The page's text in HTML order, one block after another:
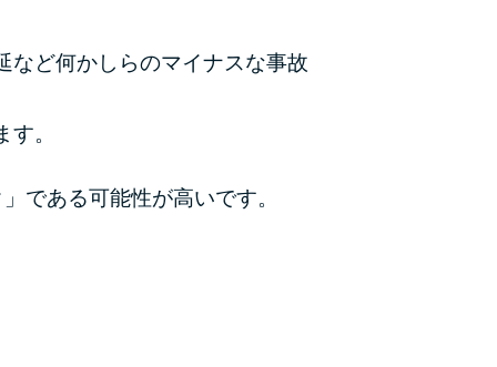
年収が低い＆他社借入があると落ちる？バンク
イックの口コミを分析
みずほ銀行カードローンの問い合わせ先とシー
など何かしらのマイナスな事故
。
である可能性が高いです。